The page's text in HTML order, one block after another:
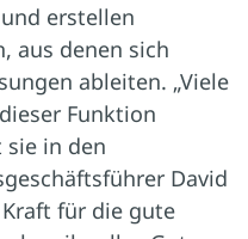
erstellen
aus denen sich
ableiten. „Viele
Funktion
in den
David
Kraft für die gute